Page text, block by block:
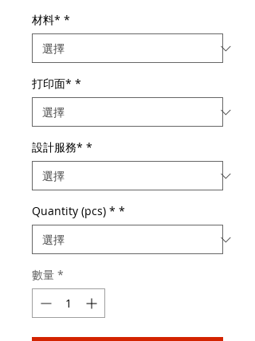
材料* *
打印面* *
設計服務* *
Quantity (pcs) * *
數量 *